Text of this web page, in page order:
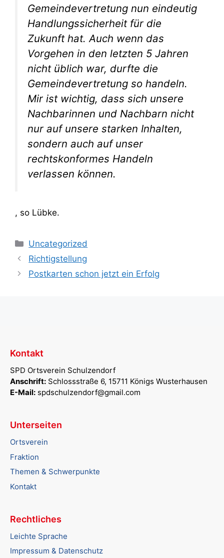
Gemeindevertretung nun eindeutig
Handlungssicherheit für die
Zukunft hat. Auch wenn das
Vorgehen in den letzten 5 Jahren
nicht üblich war, durfte die
Gemeindevertretung so handeln.
Mir ist wichtig, dass sich unsere
Nachbarinnen und Nachbarn nicht
nur auf unsere starken Inhalten,
sondern auch auf unser
rechtskonformes Handeln
verlassen können.
, so Lübke.
Kategorien
Uncategorized
Richtigstellung
Postkarten schon jetzt ein Erfolg
Kontakt
SPD Ortsverein Schulzendorf
Anschrift: Schlossstraße 6, 15711 Königs Wusterhausen
E-Mail: spdschulzendorf@gmail.com
Unterseiten
Ortsverein
Fraktion
Themen & Schwerpunkte
Kontakt
Rechtliches
Leichte Sprache
Impressum & Datenschutz